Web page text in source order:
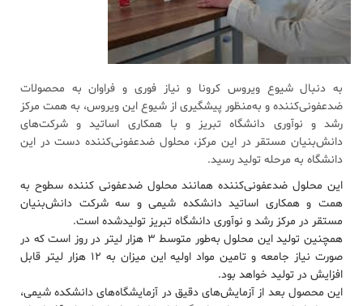
به دنبال شیوع ویروس کرونا و نیاز فوری و فراوان به محصولات
ضدعفونی‌کننده و به‌منظور پیشگیری از شیوع این ویروس، به همت مرکز
رشد و نوآوری دانشگاه تبریز و با همکاری اساتید و شرکت‌های
دانش‌بنیان مستقر در این مرکز، محلول ضدعفونی‌کننده دست در این
دانشگاه به مرحله تولید رسید.
این محلول ضدعفونی‌کننده همانند محلول ضدعفونی کننده سطوح به
همت و همکاری اساتید دانشکده شیمی و سه شرکت دانش‌بنیان
مستقر در مرکز رشد و نوآوری دانشگاه تبریز تولیدشده است.
همچنین تولید این محلول به‌طور متوسط ۳ هزار لیتر در روز است که در
صورت نیاز جامعه و تامین مواد اولیه این میزان به ۱۲ هزار لیتر قابل
افزایش در تولید خواهد بود.
این محصول بعد از آزمایش‌های دقیق در آزمایشگاه‌های دانشکده شیمی،